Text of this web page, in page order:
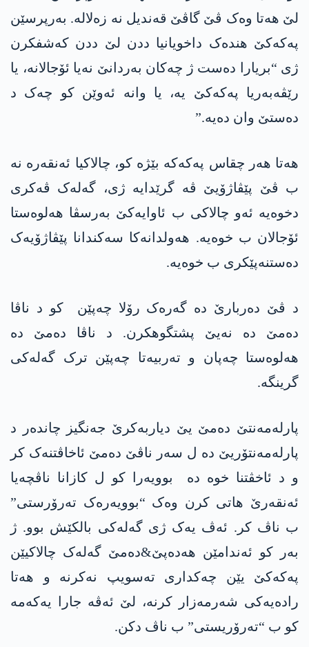
لێ ھەتا وەک ڤێ گاڤێ قەندیل نە زەلالە. بەرپرسێن
پەکەکێ ھندەک داخویانیا ددن لێ ددن کەشفکرن
ژی “بریارا دەست ژ چەکان بەردانێ نەیا ئۆجالانە، یا
رێڤەبەریا پەکەکێ یە، یا وانە ئەوێن کو چەک د
دەستێ وان دەیە.”
ھەتا ھەر چقاس پەکەکە بێژە کو، چالاکیا ئەنقەرە نە
ب ڤێ پێڤاژۆیێ ڤە گرێدایە ژی، گەلەک ڤەکری
دخوەیە ئەو چالاکی ب ئاوایەکێ بەرسڤا ھەلوەستا
ئۆجالان ب خوەیە. ھەولدانەکا سەکندانا پێڤاژۆیەک
دەستنەپێکری ب خوەیە.
د ڤێ دەربارێ دە گەرەک رۆلا چەپێن کو د ناڤا
دەمێ دە نەیێ پشتگوھکرن. د ناڤا دەمێ دە
ھەلوەستا چەپان و تەربیەتا چەپێن ترک گەلەکی
گرینگە.
پارلەمەنتێ دەمێ یێ دیاربەکرێ جەنگیز چاندەر د
پارلەمەنتۆریێ دە ل سەر ناڤێ دەمێ ئاخاڤتنەک کر
و د ئاخڤتنا خوە دە بوویەرا کو ل کازانا ناڤچەیا
ئەنقەرێ ھاتی کرن وەک “بوویەرەک تەرۆرستی”
ب ناڤ کر. ئەڤ یەک ژی گەلەکی بالکێش بوو. ژ
بەر کو ئەندامێن ھەدەپێ&دەمێ گەلەک چالاکیێن
پەکەکێ یێن چەکداری تەسویپ نەکرنە و ھەتا
رادەیەکی شەرمەزار کرنە، لێ ئەڤە جارا یەکەمە
کو ب “تەرۆریستی” ب ناڤ دکن.